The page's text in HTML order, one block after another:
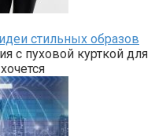
стильных образов
с пуховой курткой для